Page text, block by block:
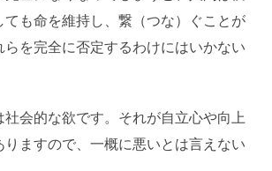
ても命を維持し、繋（つな）ぐことが
らを完全に否定するわけにはいかない
会的な欲です。それが自立心や向上
りますので、一概に悪いとは言えない